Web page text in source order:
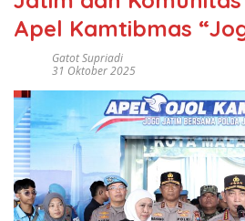
Apel Kamtibmas
Gatot Supriadi
31 Oktober 2025